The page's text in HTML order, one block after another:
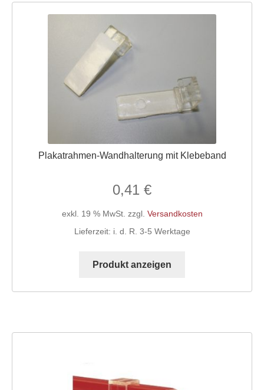
Plakatrahmen-Wandhalterung mit Klebeband
0,41 €
exkl. 19 % MwSt. zzgl. Versandkosten
Lieferzeit: i. d. R. 3-5 Werktage
Produkt anzeigen